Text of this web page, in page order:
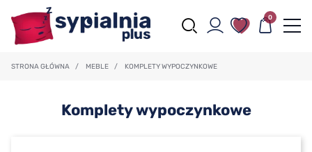
0
STRONA GŁÓWNA / MEBLE / KOMPLETY WYPOCZYNKOWE
Komplety wypoczynkowe